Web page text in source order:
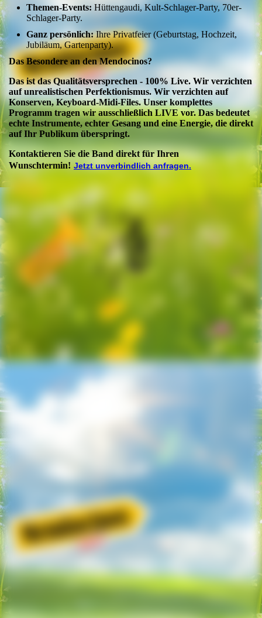
Themen-Events: Hüttengaudi, Kult-Schlager-Party, 70er-
Schlager-Party.
Ganz persönlich:Ihre Privatfeier (Geburtstag, Hochzeit,
Jubiläum, Gartenparty).
Das Besondere an den Mendocinos?
Das ist das Qualitätsversprechen - 100% Live. Wir verzichten
auf unrealistischen Perfektionismus. Wir verzichten auf
Konserven, Keyboard-Midi-Files. Unser komplettes
Programm tragen wir ausschließlich LIVE vor. Das bedeutet
echte Instrumente, echter Gesang und eine Energie, die direkt
auf Ihr Publikum überspringt.
Kontaktieren Sie die Band direkt für Ihren
Wunschtermin! Jetzt unverbindlich anfragen.